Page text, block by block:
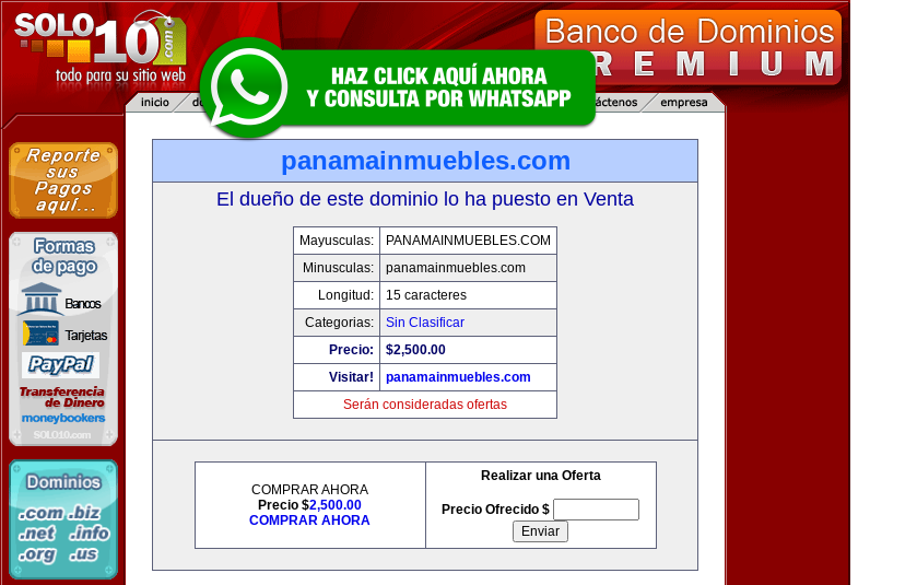
panamainmuebles.com
El dueño de este dominio lo ha puesto en Venta
Mayusculas:
PANAMAINMUEBLES.COM
Minusculas:
panamainmuebles.com
Longitud:
15 caracteres
Categorias:
Sin Clasificar
Precio:
$2,500.00
Visitar!
panamainmuebles.com
Serán consideradas ofertas
COMPRAR AHORA
Precio $2,500.00
COMPRAR AHORA
Realizar una Oferta
Precio Ofrecido $